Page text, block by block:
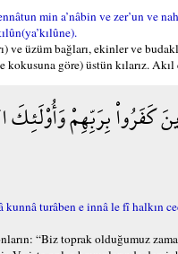
min a’nâbin ve zer’un ve
üzüm bağları, ekinler ve
kokusuna göre) üstün kılarız.
بِرَبِّهِمْ وَأُوْلَئِكَ
kunnâ turâben e innâ le fî
“Biz toprak olduğumuz